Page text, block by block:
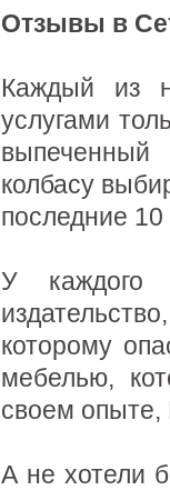
Отзывы в
Каждый из
услугами
колбасу
последние 10
У каждого
которому
мебелью,
своем опыте,
А не хотели